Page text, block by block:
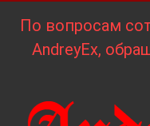
По вопросам
AndreyEx,